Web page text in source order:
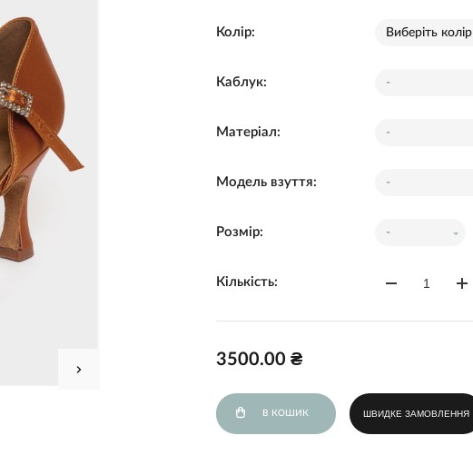
Колір: Виберіть колір
Каблук: -
Матеріал: -
Модель взуття: -
Розмір: -
Кількість:
3500.00 ₴
В КОШИК ШВИДКЕ ЗАМОВЛЕННЯ